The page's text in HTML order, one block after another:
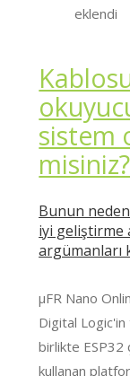
eklendi
sistem
misiniz?
Bunun
iyi geliştirme
argümanları
μFR Nano
Digital
birlikte
kullanan